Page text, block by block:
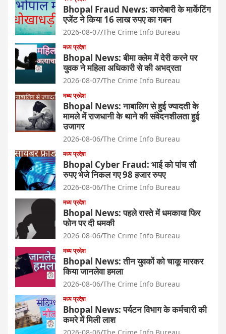
Bhopal Fraud News: कारोबारी के मार्केटिंग
एजेंट ने किया 16 लाख रुपए का गबन
2026-08-07 The Crime Info Bureau
मध्य प्रदेश
Bhopal News: बीमा क्लेम में देरी करने पर
युवक ने महिला अधिकारी से की अभद्रता
2026-08-07 The Crime Info Bureau
मध्य प्रदेश
Bhopal News: नाबालिग से हुई ज्यादती के
मामले में राजधानी के थाने की संवेदनशीलता हुई
उजागर
2026-08-06 The Crime Info Bureau
मध्य प्रदेश
Bhopal Cyber Fraud: भाई को पांच सौ
रुपए भेजे निकल गए 98 हजार रुपए
2026-08-06 The Crime Info Bureau
मध्य प्रदेश
Bhopal News: पहले रास्ते में धमकाया फिर
फोन पर दी धमकी
2026-08-06 The Crime Info Bureau
मध्य प्रदेश
Bhopal News: तीन युवकों को चाकू मारकर
किया जानलेवा हमला
2026-08-06 The Crime Info Bureau
मध्य प्रदेश
Bhopal News: पर्यटन विभाग के कर्मचारी की
कमरे में मिली लाश